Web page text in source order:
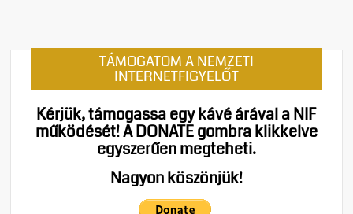
TÁMOGATOM A NEMZETI
INTERNETFIGYELŐT
Kérjük, támogassa egy kávé árával a NIF
működését!A DONATE gombra klikkelve
egyszerűen megteheti.
Nagyon köszönjük!